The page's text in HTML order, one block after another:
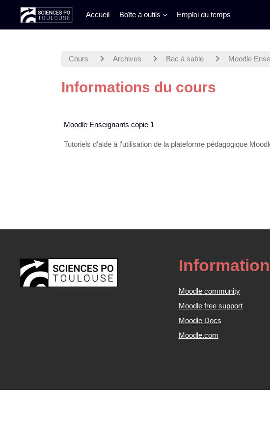
Accueil Boîte à outils Emploi du temps
Cours Archives Bac à sable Moodle
Informations du cours
Moodle Enseignants copie 1
Tutoriels d'aide à l'utilisation de la plateforme pédagogique
Moodle community
Moodle free support
Moodle Docs
Moodle.com